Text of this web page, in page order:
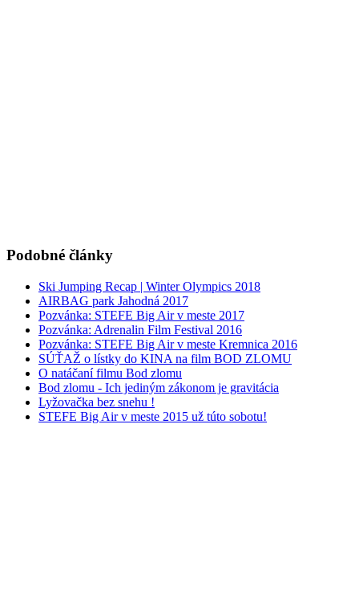
Podobné články
Ski Jumping Recap | Winter Olympics 2018
AIRBAG park Jahodná 2017
Pozvánka: STEFE Big Air v meste 2017
Pozvánka: Adrenalin Film Festival 2016
Pozvánka: STEFE Big Air v meste Kremnica 2016
SÚŤAŽ o lístky do KINA na film BOD ZLOMU
O natáčaní filmu Bod zlomu
Bod zlomu - Ich jediným zákonom je gravitácia
Lyžovačka bez snehu !
STEFE Big Air v meste 2015 už túto sobotu!